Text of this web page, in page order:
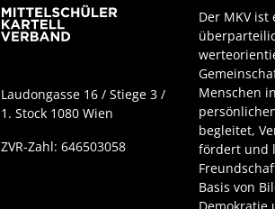
Laudongasse 16 / Stiege 3 /
1. Stock 1080 Wien
ZVR-Zahl: 646503058
Der MKV ist
Menschen
begleitet,
fördert und
Basis von